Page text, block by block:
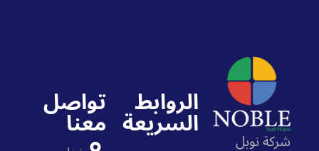
نوبل
الروابط
السريعة تواصل
معنا